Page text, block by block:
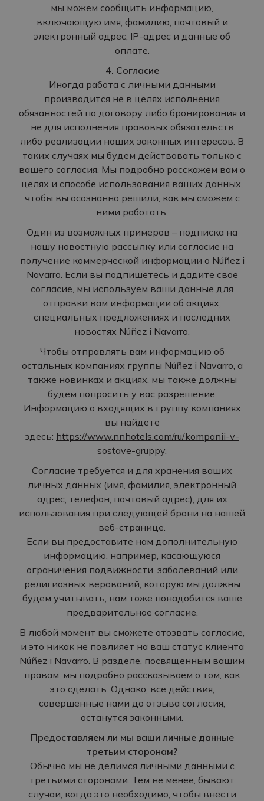
мы можем сообщить информацию,
включающую имя, фамилию, почтовый и
электронный адрес, IP-адрес и данные об
оплате.
4. Согласие
Иногда работа с личными данными
производится не в целях исполнения
обязанностей по договору либо бронирования и
не для исполнения правовых обязательств
либо реализации наших законных интересов. В
таких случаях мы будем действовать только с
вашего согласия. Мы подробно расскажем вам о
целях и способе использования ваших данных,
чтобы вы осознанно решили, как мы сможем с
ними работать.
Один из возможных примеров – подписка на
нашу новостную рассылку или согласие на
получение коммерческой информации о Núñez i
Navarro. Если вы подпишетесь и дадите свое
согласие, мы используем ваши данные для
отправки вам информации об акциях,
специальных предложениях и последних
новостях Núñez i Navarro.
Чтобы отправлять вам информацию об
остальных компаниях группы Núñez i Navarro, а
также новинках и акциях, мы также должны
будем попросить у вас разрешение.
Информацию о входящих в группу компаниях
вы найдете
здесь: https://www.nnhotels.com/ru/kompanii-v-
sostave-gruppy.
Согласие требуется и для хранения ваших
личных данных (имя, фамилия, электронный
адрес, телефон, почтовый адрес), для их
использования при следующей брони на нашей
веб-странице.
Если вы предоставите нам дополнительную
информацию, например, касающуюся
ограничения подвижности, заболеваний или
религиозных верований, которую мы должны
будем учитывать, нам тоже понадобится ваше
предварительное согласие.
В любой момент вы сможете отозвать согласие,
и это никак не повлияет на ваш статус клиента
Núñez i Navarro. В разделе, посвященным вашим
правам, мы подробно рассказываем о том, как
это сделать. Однако, все действия,
совершенные нами до отзыва согласия,
останутся законными.
Предоставляем ли мы ваши личные данные
третьим сторонам?
Обычно мы не делимся личными данными с
третьими сторонами. Тем не менее, бывают
случаи, когда это необходимо, чтобы внести